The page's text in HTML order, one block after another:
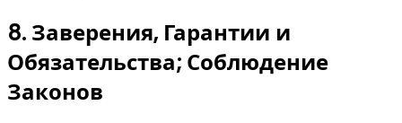
8. Заверения, Гарантии и
Обязательства; Соблюдение
Законов